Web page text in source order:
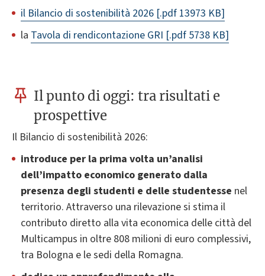
il Bilancio di sostenibilità 2026 [.pdf 13973 KB]
la Tavola di rendicontazione GRI [.pdf 5738 KB]
Il punto di oggi: tra risultati e
prospettive
Il Bilancio di sostenibilità 2026:
introduce per la prima volta un’analisi
dell’impatto economico generato dalla
presenza degli studenti e delle studentesse nel
territorio. Attraverso una rilevazione si stima il
contributo diretto alla vita economica delle città del
Multicampus in oltre 808 milioni di euro complessivi,
tra Bologna e le sedi della Romagna.